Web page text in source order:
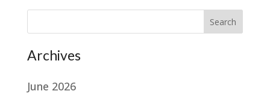
Search
Archives
June 2026